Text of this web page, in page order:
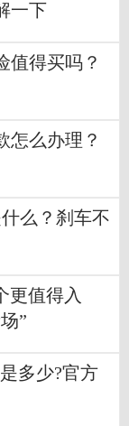
一下
值得买吗？
怎么办理？
么？刹车不
更值得入
”
多少?官方